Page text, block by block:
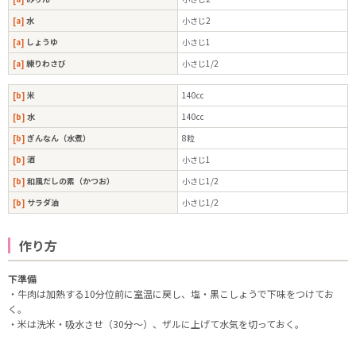
[a] 水
小さじ2
[a] しょうゆ
小さじ1
[a] 練りわさび 小さじ1/2
[b] 米
140cc
[b] 水
140cc
[b] ぎんなん（水煮）
8粒
[b] 酒
小さじ1
[b] 和風だしの素（かつお）
小さじ1/2
[b] サラダ油 小さじ1/2
作り方
下準備
・牛肉は加熱する10分位前に室温に戻し、塩・黒こしょうで下味をつけてお
く。
・米は洗米・吸水させ（30分～）、ザルに上げて水気を切っておく。